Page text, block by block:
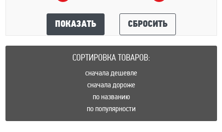
ПОКАЗАТЬ СБРОСИТЬ
СОРТИРОВКА ТОВАРОВ:
сначала дешевле
сначала дороже
по названию
по популярности